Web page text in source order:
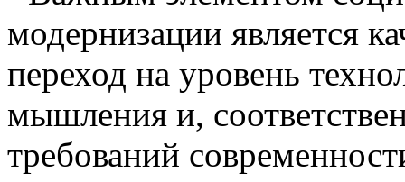
модернизации является
переход на уровень
мышления и,
требований